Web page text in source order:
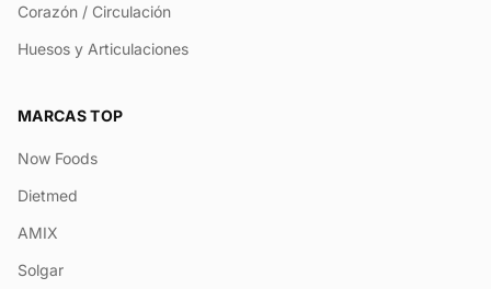
Corazón / Circulación
Huesos y Articulaciones
MARCAS TOP
Now Foods
Dietmed
AMIX
Solgar